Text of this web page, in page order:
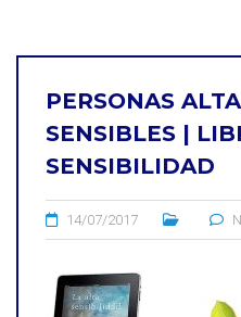
PERSONAS
SENSIBLES |
SENSIBILIDAD
14/07/2017